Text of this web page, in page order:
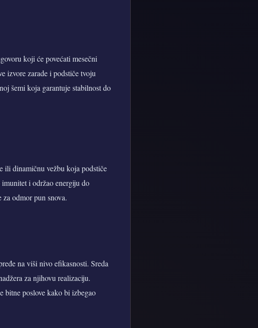
koji će povećati mesečni
izvore zarade i podstiče tvoju
šemi koja garantuje stabilnost do
ili dinamičnu vežbu koja podstiče
i održao energiju do
odmor pun snova.
na viši nivo efikasnosti. Sreda
za njihovu realizaciju.
bitne poslove kako bi izbegao